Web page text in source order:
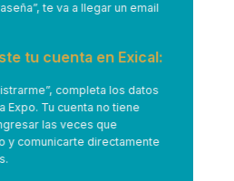
te va a llegar un email
tu cuenta en Exical:
, completa los datos
Expo. Tu cuenta no tiene
las veces que
y comunicarte directamente